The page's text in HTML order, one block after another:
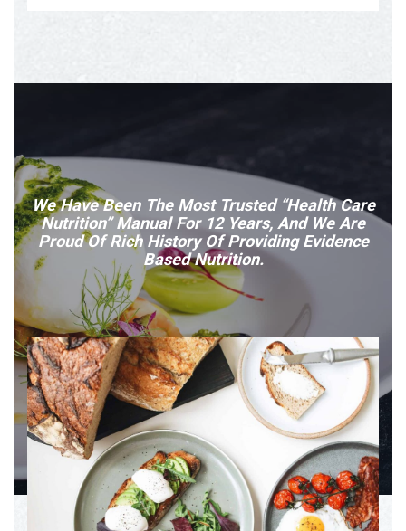
We Have Been The Most Trusted “Health Care
Nutrition” Manual For 12 Years, And We Are
Proud Of Rich History Of Providing Evidence
Based Nutrition.